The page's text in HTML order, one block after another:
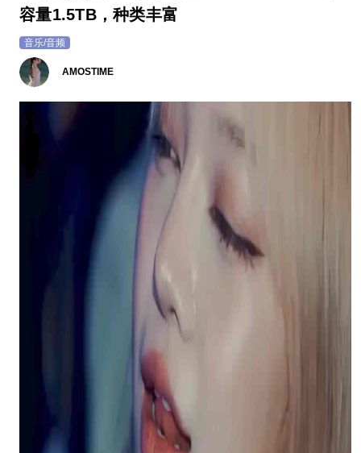
容量1.5TB，种类丰富
音乐/音频
AMOSTIME